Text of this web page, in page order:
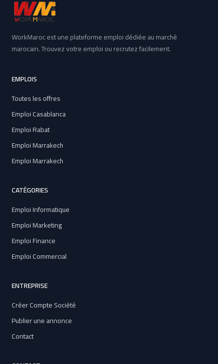
WorkMaroc est une plateforme emploi dédiée au marché
marocain. Trouvez votre emploi ou recrutez facilement.
EMPLOIS
Toutes les offres
Emploi Casablanca
Emploi Rabat
Emploi Marrakech
Emploi Marrakech
CATÉGORIES
Emploi Informatique
Emploi Marketing
Emploi Finance
Emploi Commercial
ENTREPRISE
Créer Compte Société
Publier une annonce
Contact